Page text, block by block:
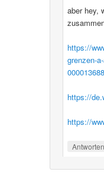
aber hey,
https://
grenzen-
https://
https://
Antworten